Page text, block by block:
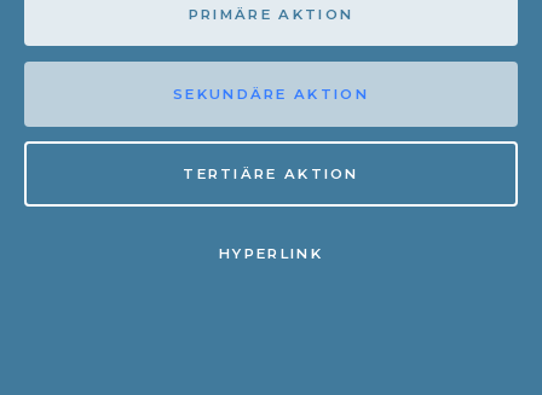
PRIMÄRE AKTION
SEKUNDÄRE AKTION
TERTIÄRE AKTION
HYPERLINK